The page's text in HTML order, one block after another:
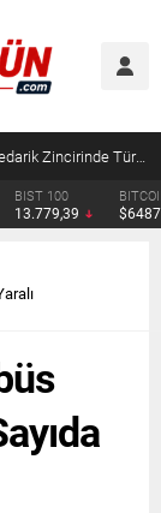
Çocuklara kesici alet satışına yasak ve ceza infazında yeni dönem
BITCOIN
$64871